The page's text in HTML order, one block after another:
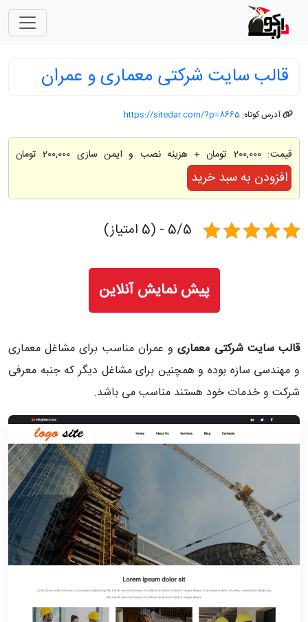
قالب سایت شرکتی معماری و عمران
آدرس کوتاه: https://sitedar.com/?p=8665
قیمت:200,000 تومان + هزینه نصب و ایمن سازی 200,000 تومان
افزودن به سبد خرید
5/5 - (5 امتیاز)
پیش نمایش آنلاین
قالب سایت شرکتی معماریو عمران مناسب برای مشاغل معماری
و مهندسی سازه بوده و همچنین برای مشاغل دیگر که جنبه معرفی
شرکت و خدمات خود هستند مناسب می باشد.